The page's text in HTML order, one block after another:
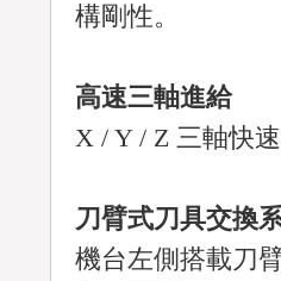
構剛性。
高速三軸進給
X / Y / Z 三軸快
刀臂式刀具交換
機台左側搭載刀